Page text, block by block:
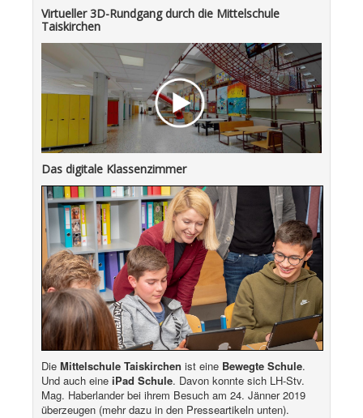
Virtueller 3D-Rundgang durch die Mittelschule
Taiskirchen
Das digitale Klassenzimmer
Die Mittelschule Taiskirchen ist eine Bewegte Schule.
Und auch eine iPad Schule. Davon konnte sich LH-Stv.
Mag. Haberlander bei ihrem Besuch am 24. Jänner 2019
überzeugen (mehr dazu in den Presseartikeln unten).